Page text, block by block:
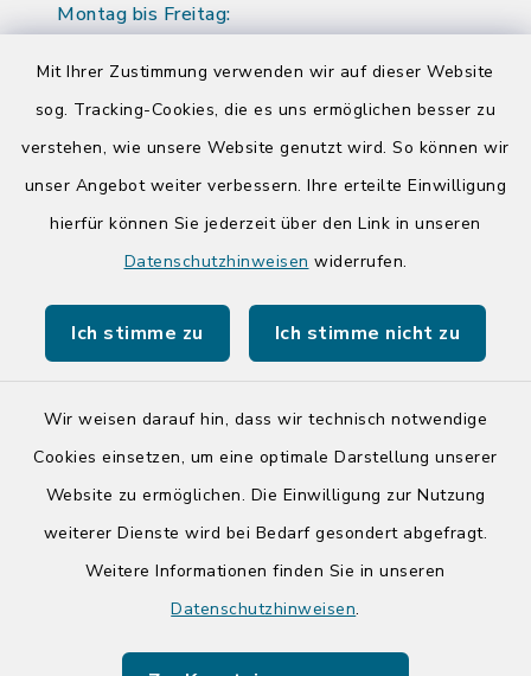
Mit Ihrer Zustimmung verwenden wir auf dieser Website
sog. Tracking-Cookies, die es uns ermöglichen besser zu
verstehen, wie unsere Website genutzt wird. So können wir
unser Angebot weiter verbessern. Ihre erteilte Einwilligung
hierfür können Sie jederzeit über den Link in unseren
Datenschutzhinweisen widerrufen.
Ich stimme zu Ich stimme nicht zu
Wir weisen darauf hin, dass wir technisch notwendige
Cookies einsetzen, um eine optimale Darstellung unserer
Website zu ermöglichen. Die Einwilligung zur Nutzung
weiterer Dienste wird bei Bedarf gesondert abgefragt.
Weitere Informationen finden Sie in unseren
Datenschutzhinweisen.
Montag bis Freitag:
Donnerstag zusätzlich:
14:00-17:00 Uhr
Quicklinks
Tourist-Info der Stadt Bad Segeberg
Barrierefreiheit